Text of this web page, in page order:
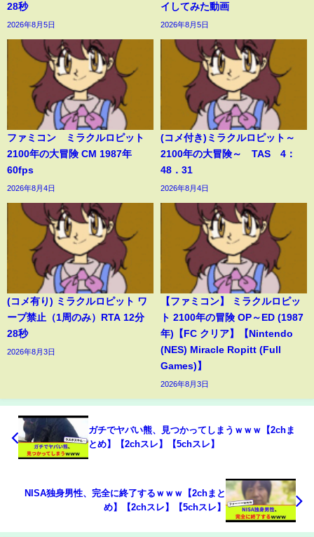
28秒
2026年8月5日
イしてみた動画
2026年8月5日
ファミコン ミラクルロピット
2100年の大冒険 CM 1987年
60fps
2026年8月4日
(コメ付き)ミラクルロピット～
2100年の大冒険～ TAS 4：
48．31
2026年8月4日
(コメ有り) ミラクルロピット ワ
ープ禁止（1周のみ）RTA 12分
28秒
2026年8月3日
【ファミコン】 ミラクルロピッ
ト 2100年の冒険 OP～ED (1987
年)【FC クリア】【Nintendo
(NES) Miracle Ropitt (Full
Games)】
2026年8月3日
ガチでヤバい熊、見つかってしまうｗｗｗ【2chま
とめ】【2chスレ】【5chスレ】
NISA独身男性、完全に終了するｗｗｗ【2chまと
め】【2chスレ】【5chスレ】